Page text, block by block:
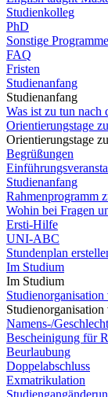
Studienkolleg
PhD
Sonstige
FAQ
Fristen
Studienanfang
Studienanfang
Was ist zu tun nach
Orientierungstage
Orientierungstage
Begrüßungen
Studienanfang
Rahmenprogramm
Wohin bei Fragen
Ersti-Hilfe
UNI-ABC
Stundenplan
Im Studium
Im Studium
Namens-/
Bescheinigung für
Beurlaubung
Doppelabschluss
Exmatrikulation